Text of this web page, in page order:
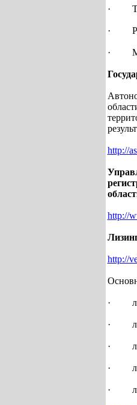
·
·
·
http://
http://
http://
·
·
·
·
·